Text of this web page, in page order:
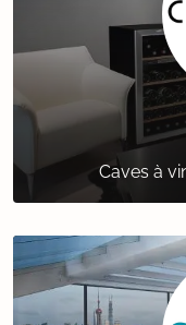
Caves à